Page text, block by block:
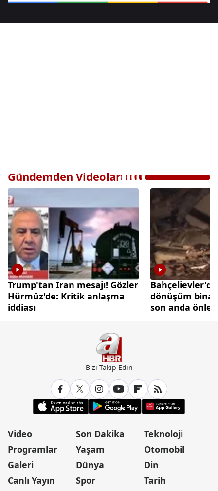
Gündemden Videolar
Trump'tan İran mesajı! Gözler
Hürmüz'de: Kritik anlaşma
iddiası
dönüşüm
son anda
Bizi Takip Edin
Video
Programlar
Galeri
Canlı Yayın
Son Dakika
Yaşam
Dünya
Spor
Teknoloji
Otomobil
Din
Tarih